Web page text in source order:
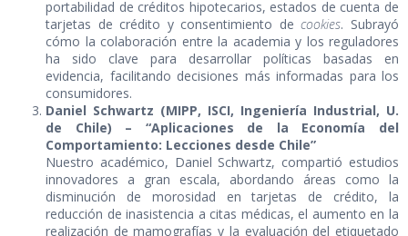
portabilidad de créditos hipotecarios, estados de cuenta de
tarjetas de crédito y consentimiento decookies. Subrayó
cómo la colaboración entre la academia y los reguladores
ha sido clave para desarrollar políticas basadas en
evidencia, facilitando decisiones más informadas para los
consumidores.
Daniel Schwartz (MIPP, ISCI, Ingeniería Industrial, U.
de Chile) – “Aplicaciones de la Economía del
Comportamiento: Lecciones desde Chile”
Nuestro académico, Daniel Schwartz, compartió estudios
innovadores a gran escala, abordando áreas como la
disminución de morosidad en tarjetas de crédito, la
reducción de inasistencia a citas médicas, el aumento en la
realización de mamografías y la evaluación del etiquetado